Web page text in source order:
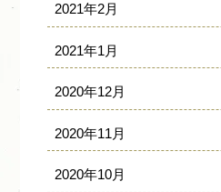
2021年2月
2021年1月
2020年12月
2020年11月
2020年10月